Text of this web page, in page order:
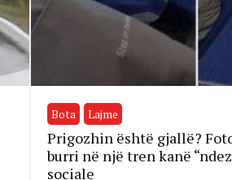
Bota Lajme
Prigozhin është gjallë?
burri në një tren kanë
sociale